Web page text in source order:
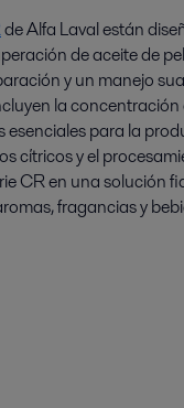
de Alfa Laval están
de aceite de
y un manejo
la
esenciales para la
cítricos y el
CR en una solución
fragancias y